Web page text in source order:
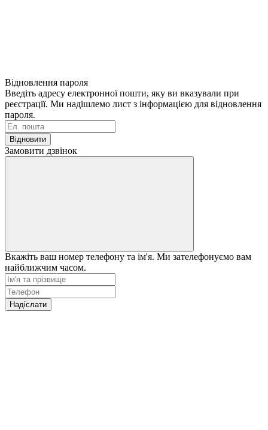
Відновлення пароля
Введіть адресу електронної пошти, яку ви вказували при
реєстрації. Ми надішлемо лист з інформацією для відновлення
пароля.
Відновити
Замовити дзвінок
Вкажіть ваш номер телефону та ім'я. Ми зателефонуємо вам
найближчим часом.
Надіслати